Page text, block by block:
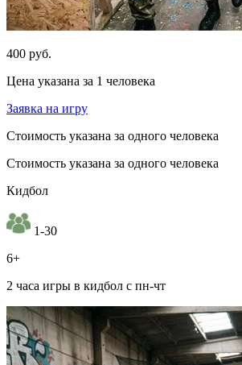
400 руб.
Цена указана за 1 человека
Заявка на игру
Стоимость указана за одного человека
Стоимость указана за одного человека
Кидбол
1-30
6+
2 часа игры в кидбол с пн-чт